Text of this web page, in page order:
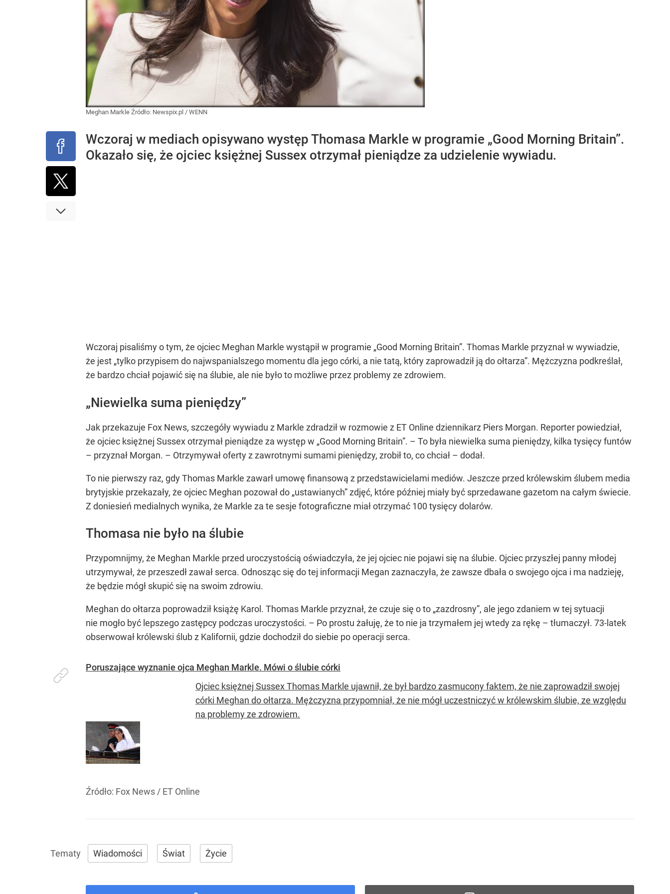
Meghan Markle Źródło: Newspix.pl / WENN
Wczoraj w mediach opisywano występ Thomasa Markle w programie „Good Morning Britain”.
Okazało się, że ojciec księżnej Sussex otrzymał pieniądze za udzielenie wywiadu.
Wczoraj pisaliśmy o tym, że ojciec Meghan Markle wystąpił w programie „Good Morning Britain”. Thomas Markle przyznał w wywiadzie,
że jest „tylko przypisem do najwspanialszego momentu dla jego córki, a nie tatą, który zaprowadził ją do ołtarza”. Mężczyzna podkreślał,
że bardzo chciał pojawić się na ślubie, ale nie było to możliwe przez problemy ze zdrowiem.
„Niewielka suma pieniędzy”
Jak przekazuje Fox News, szczegóły wywiadu z Markle zdradził w rozmowie z ET Online dziennikarz Piers Morgan. Reporter powiedział,
że ojciec księżnej Sussex otrzymał pieniądze za występ w „Good Morning Britain”. – To była niewielka suma pieniędzy, kilka tysięcy funtów
– przyznał Morgan. – Otrzymywał oferty z zawrotnymi sumami pieniędzy, zrobił to, co chciał – dodał.
To nie pierwszy raz, gdy Thomas Markle zawarł umowę finansową z przedstawicielami mediów. Jeszcze przed królewskim ślubem media
brytyjskie przekazały, że ojciec Meghan pozował do „ustawianych” zdjęć, które później miały być sprzedawane gazetom na całym świecie.
Z doniesień medialnych wynika, że Markle za te sesje fotograficzne miał otrzymać 100 tysięcy dolarów.
Thomasa nie było na ślubie
Przypomnijmy, że Meghan Markle przed uroczystością oświadczyła, że jej ojciec nie pojawi się na ślubie. Ojciec przyszłej panny młodej
utrzymywał, że przeszedł zawał serca. Odnosząc się do tej informacji Megan zaznaczyła, że zawsze dbała o swojego ojca i ma nadzieję,
że będzie mógł skupić się na swoim zdrowiu.
Meghan do ołtarza poprowadził książę Karol. Thomas Markle przyznał, że czuje się o to „zazdrosny”, ale jego zdaniem w tej sytuacji
nie mogło być lepszego zastępcy podczas uroczystości. – Po prostu żałuję, że to nie ja trzymałem jej wtedy za rękę – tłumaczył. 73-latek
obserwował królewski ślub z Kalifornii, gdzie dochodził do siebie po operacji serca.
Poruszające wyznanie ojca Meghan Markle. Mówi o ślubie córki
Ojciec księżnej Sussex Thomas Markle ujawnił, że był bardzo zasmucony faktem, że nie zaprowadził swojej
córki Meghan do ołtarza. Mężczyzna przypomniał, że nie mógł uczestniczyć w królewskim ślubie, ze względu
na problemy ze zdrowiem.
Źródło: Fox News / ET Online
Wiadomości Świat Życie